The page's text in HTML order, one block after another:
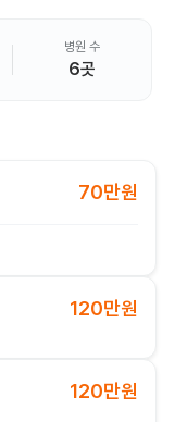
병원 수
6곳
70만원
120만원
120만원